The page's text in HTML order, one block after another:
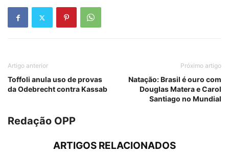
Artigo anterior
Toffoli anula uso de provas
da Odebrecht contra Kassab
Próximo artigo
Natação: Brasil é ouro com
Douglas Matera e Carol
Santiago no Mundial
Redação OPP
ARTIGOS RELACIONADOS